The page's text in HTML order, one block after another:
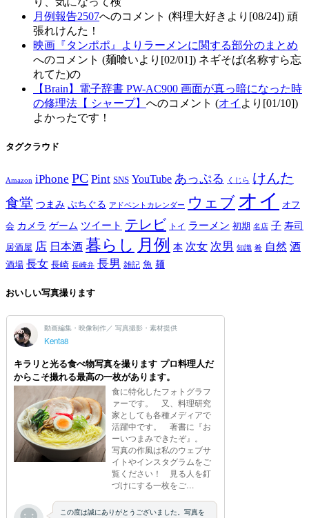
月例報告2507へのコメント (料理大好きより[08/24]) 頑
張れけんた！
映画『タンポポ』よりラーメンに関する部分のまとめ
へのコメント (麺喰いより[02/01]) ネギそば(名称すら忘
れてた)の
【Brain】電子辞書 PW-AC900 画面が真っ暗になった時
の修理法【 シャープ】 へのコメント (オイ より[01/10])
よかったです！
タグクラウド
Amazon iPhone PC Pint SNS YouTube あっぷる くじら けんた
食堂 つまみ ぷちぐる アドベントカレンダー ウェブ オイ オフ
会 カメラ ゲーム ツイート テレビ トイ ラーメン 初期 名店 子 寿司
居酒屋 店 日本酒 暮らし 月例 本 次女 次男 知識 肴 自然 酒
酒場 長女 長崎 長崎弁 長男 雑記 魚 麺
おいしい写真撮ります